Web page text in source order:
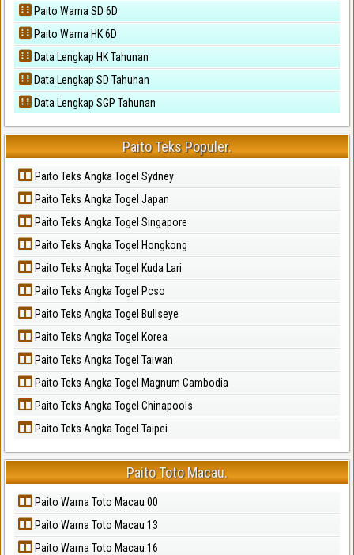
Paito Warna SD 6D
Paito Warna HK 6D
Data Lengkap HK Tahunan
Data Lengkap SD Tahunan
Data Lengkap SGP Tahunan
Paito Teks Populer.
Paito Teks Angka Togel Sydney
Paito Teks Angka Togel Japan
Paito Teks Angka Togel Singapore
Paito Teks Angka Togel Hongkong
Paito Teks Angka Togel Kuda Lari
Paito Teks Angka Togel Pcso
Paito Teks Angka Togel Bullseye
Paito Teks Angka Togel Korea
Paito Teks Angka Togel Taiwan
Paito Teks Angka Togel Magnum Cambodia
Paito Teks Angka Togel Chinapools
Paito Teks Angka Togel Taipei
Paito Toto Macau.
Paito Warna Toto Macau 00
Paito Warna Toto Macau 13
Paito Warna Toto Macau 16